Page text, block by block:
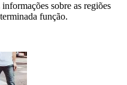
sobre as regiões
função.